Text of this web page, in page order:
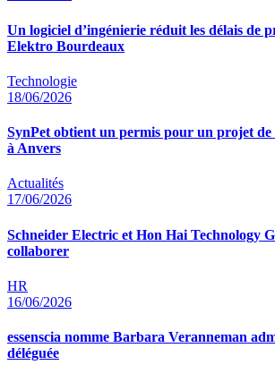
Un logiciel d’ingénierie réduit les délais de
Elektro Bourdeaux
Technologie
18/06/2026
SynPet obtient un permis pour un projet de
à Anvers
Actualités
17/06/2026
Schneider Electric et Hon Hai Technology
collaborer
HR
16/06/2026
essenscia nomme Barbara Veranneman
déléguée